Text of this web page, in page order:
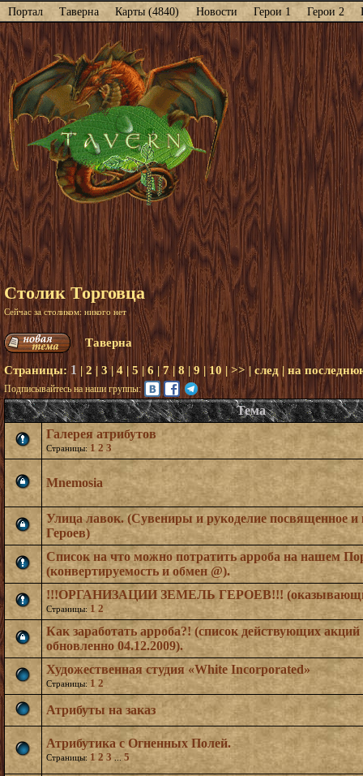
Портал Таверна Карты (4840) Новости Герои 1 Герои 2
Столик Торговца
Сейчас за столиком: никого нет
Таверна
Страницы: 1 |2 | 3|4| 5 |6 |7| 8|9 | 10 |>> | след | на
Подписывайтесь на наши группы:
Тема
Галерея атрибутов
Страницы: 1 2 3
Mnemosia
Улица лавок. (Сувениры и рукоделие посвященное и
Героев)
Список на что можно потратить арроба на нашем
(конвертируемость и обмен @).
!!!ОРГАНИЗАЦИИ ЗЕМЕЛЬ ГЕРОЕВ!!! (оказывающие
Страницы: 1 2
Как заработать арроба?! (список действующих
обновленно 04.12.2009).
Художественная студия «White Incorporаted»
Страницы: 1 2
Атрибуты на заказ
Атрибутика с Огненных Полей.
Страницы: 1 2 3 ... 5